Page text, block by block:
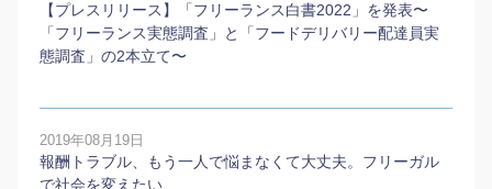
【プレスリリース】「フリーランス白書2022」を発表〜
「フリーランス実態調査」と「フードデリバリー配達員実
態調査」の2本⽴て〜
2019年08月19日
報酬トラブル、もう一人で悩まなくて大丈夫。フリーガル
で社会を変えたい